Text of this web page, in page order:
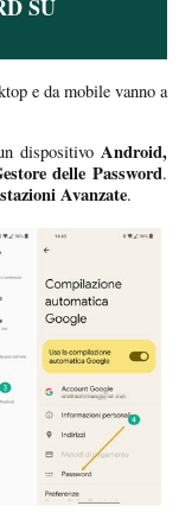
SU
e da mobile vanno a
dispositivo Android,
delle Password.
Avanzate.